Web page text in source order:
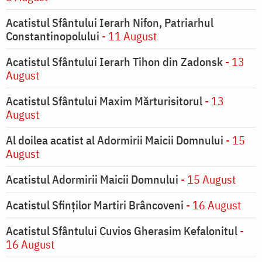
Acatistul Sfântului Ierarh Nifon, Patriarhul
Constantinopolului - 11 August
Acatistul Sfântului Ierarh Tihon din Zadonsk- 13
August
Acatistul Sfântului Maxim Mărturisitorul- 13
August
Al doilea acatist al Adormirii Maicii Domnului - 15
August
Acatistul Adormirii Maicii Domnului - 15 August
Acatistul Sfinților Martiri Brâncoveni - 16 August
Acatistul Sfântului Cuvios Gherasim Kefalonitul-
16 August